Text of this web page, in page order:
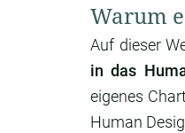
Warum
Auf dieser
in das
eigenes
Human